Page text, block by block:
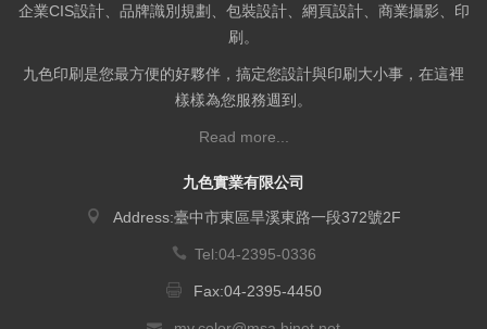
企業CIS設計、品牌識別規劃、包裝設計、網頁設計、商業攝影、印
刷。
九色印刷是您最方便的好夥伴，搞定您設計與印刷大小事，在這裡
樣樣為您服務週到。
Read more...
九色實業有限公司
Address:臺中市東區旱溪東路一段372號2F
Tel:04-2395-0336
Fax:04-2395-4450